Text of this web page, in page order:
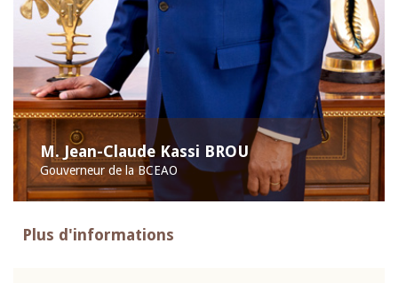
M. Jean-Claude Kassi BROU
Gouverneur de la BCEAO
Plus d'informations